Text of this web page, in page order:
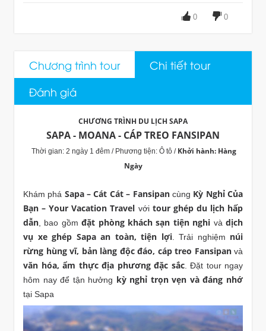
0
0
Chương trình tour
Chi tiết tour
Đánh giá
CHƯƠNG TRÌNH DU LỊCH SAPA
SAPA - MOANA - CÁP TREO FANSIPAN
Thời gian: 2 ngày 1 đêm / Phương tiện: Ô tô / Khởi hành: Hàng
Ngày
Khám phá Sapa – Cát Cát – Fansipancùng Kỳ Nghỉ Của
Bạn – Your Vacation Travel với tour ghép du lịch hấp
dẫn , bao gồmđặt phòng khách sạn tiện nghi vàdịch
vụ xe ghép Sapa an toàn, tiện lợi. Trải nghiệm núi
rừng hùng vĩ, bản làng độc đáo, cáp treo Fansipanvà
văn hóa, ẩm thực địa phương đặc sắc. Đặt tour ngay
hôm nay để tận hưởng kỳ nghỉ trọn vẹn và đáng nhớ
tại Sapa